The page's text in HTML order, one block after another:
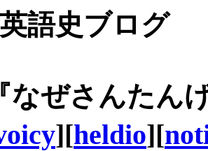
語史ブログ
なぜさんたん
][heldio][